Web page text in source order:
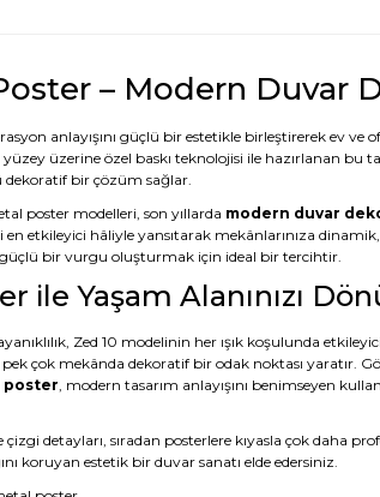
– Modern Duvar
anlayışını güçlü bir estetikle birleştirerek ev ve
üzerine özel baskı teknolojisi ile hazırlanan bu
bir çözüm sağlar.
poster modelleri, son yıllarda modern duvar
en etkileyici hâliyle yansıtarak mekânlarınıza
güçlü bir vurgu oluşturmak için ideal bir tercihtir.
ile Yaşam Alanınızı
Zed 10 modelinin her ışık koşulunda
çok mekânda dekoratif bir odak noktası yaratır.
poster, modern tasarım anlayışını benimseyen
detayları, sıradan posterlere kıyasla çok daha
koruyan estetik bir duvar sanatı elde edersiniz.